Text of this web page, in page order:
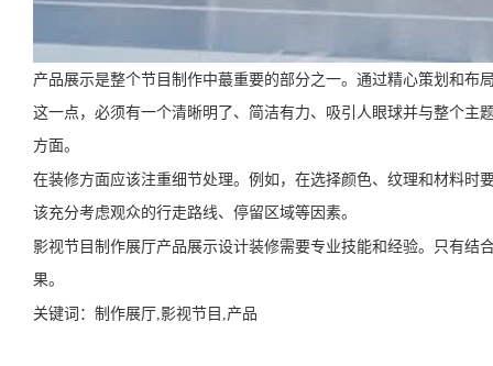
产品展示是整个节目制作中蕞重要的部分之一。通过精心策划和
这一点，必须有一个清晰明了、简洁有力、吸引人眼球并与整个
方面。
在装修方面应该注重细节处理。例如，在选择颜色、纹理和材料
该充分考虑观众的行走路线、停留区域等因素。
影视节目制作展厅产品展示设计装修需要专业技能和经验。只有
果。
关键词： 制作展厅,影视节目,产品